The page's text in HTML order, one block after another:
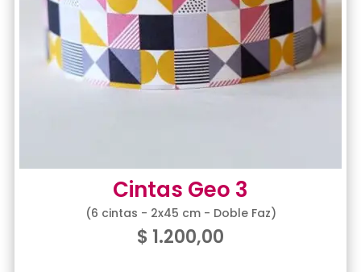
Cintas Geo 3
(6 cintas - 2x45 cm - Doble Faz)
$ 1.200,00